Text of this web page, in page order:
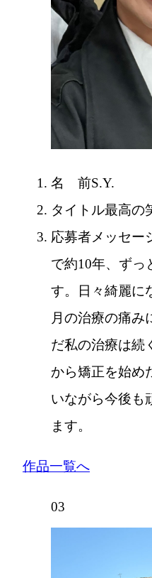
名 前S.Y.
タイトル最高の
応募者メッセー
で約10年、ずっ
す。日々綺麗に
月の治療の痛み
だ私の治療は続
から矯正を始め
いながら今後も
ます。
作品一覧へ
03